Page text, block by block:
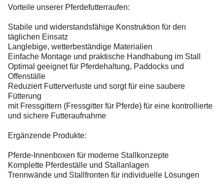
Vorteile unserer Pferdefutterraufen:
Stabile und widerstandsfähige Konstruktion für den
täglichen Einsatz
Langlebige, wetterbeständige Materialien
Einfache Montage und praktische Handhabung im Stall
Optimal geeignet für Pferdehaltung, Paddocks und
Offenställe
Reduziert Futterverluste und sorgt für eine saubere
Fütterung
mit Fressgittern (Fressgitter für Pferde) für eine kontrollierte
und sichere Futteraufnahme
Ergänzende Produkte:
Pferde-Innenboxen für moderne Stallkonzepte
Komplette Pferdeställe und Stallanlagen
Trennwände und Stallfronten für individuelle Lösungen